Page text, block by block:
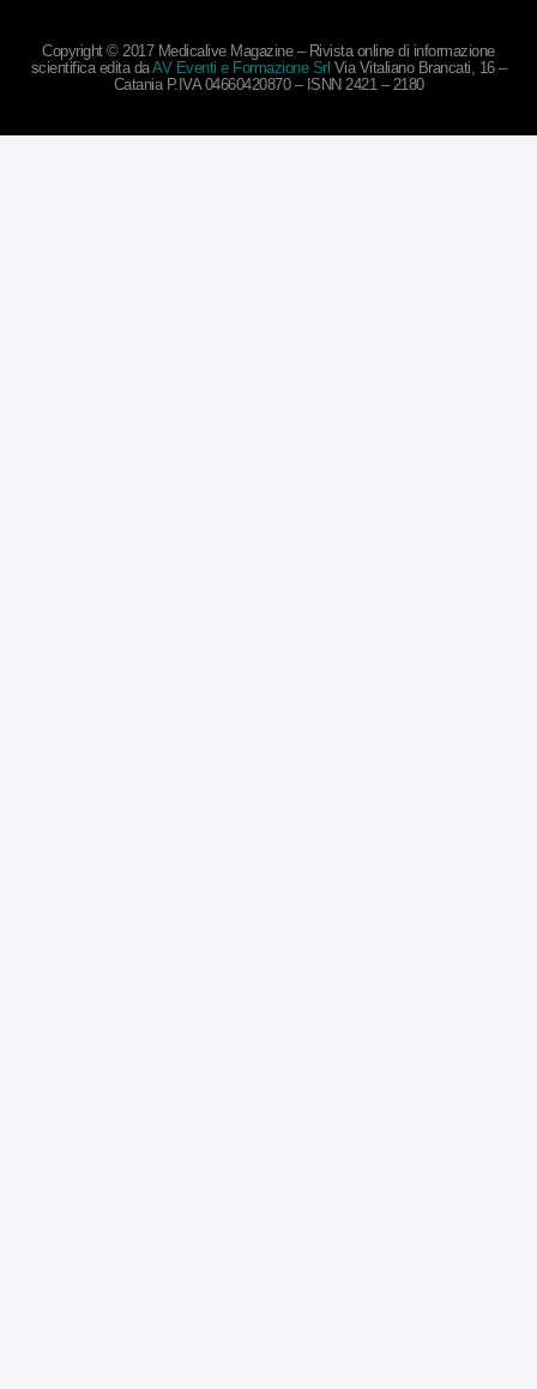
Copyright © 2017 Medicalive Magazine – Rivista online di informazione
scientifica edita daAV Eventi e Formazione Srl Via Vitaliano Brancati, 16 –
Catania P.IVA 04660420870 – ISNN 2421 – 2180